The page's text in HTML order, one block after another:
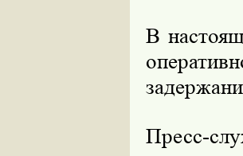
В
Пресс-